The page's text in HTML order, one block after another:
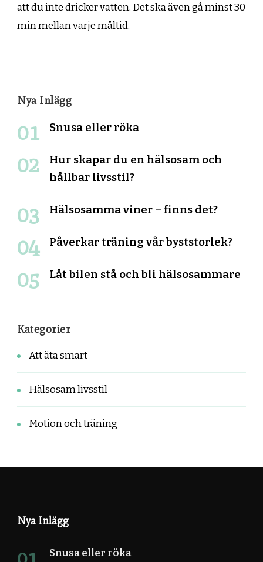
att du inte dricker vatten. Det ska även gå minst 30
min mellan varje måltid.
Nya Inlägg
Snusa eller röka
Hur skapar du en hälsosam och
hållbar livsstil?
Hälsosamma viner – finns det?
Påverkar träning vår byststorlek?
Låt bilen stå och bli hälsosammare
Kategorier
Att äta smart
Hälsosam livsstil
Motion och träning
Nya Inlägg
Snusa eller röka